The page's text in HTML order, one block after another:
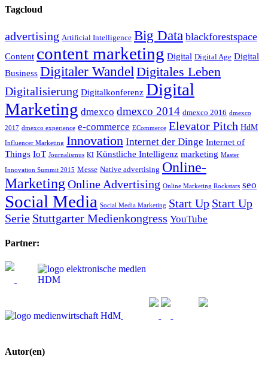
Tagcloud
advertising Artificial Intelligence Big Data blackforestspace
Content content marketing Digital Digital Age Digital
Business Digitaler Wandel Digitales Leben
Digitalisierung Digitalkonferenz Digital
Marketing dmexco dmexco 2014 dmexco 2016 dmexco
2017 dmexco experience e-commerce ECommerce Elevator Pitch HdM
Influencer Marketing Innovation Internet der Dinge Internet of
Things IoT Journalismus KI Künstliche Intelligenz marketing Master
Innovation Summit 2015 Messe Native advertising Online-
Marketing Online Advertising Online Marketing Rockstars seo
Social Media Social Media Marketing Start Up Start Up
Serie Stuttgarter Medienkongress YouTube
Partner:
Autor(en)